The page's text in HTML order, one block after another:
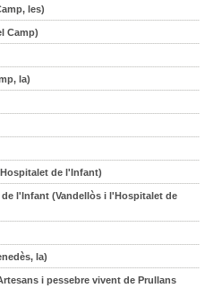
les)
Camp)
la)
de l'Infant)
l'Infant (Vandellòs i l'Hospitalet de
la)
i pessebre vivent de Prullans